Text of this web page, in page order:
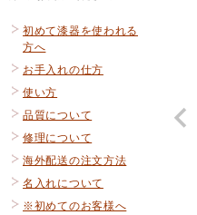
初めて漆器を使われる
方へ
お手入れの仕方
使い方
品質について
修理について
海外配送の注文方法
名入れについて
※初めてのお客様へ